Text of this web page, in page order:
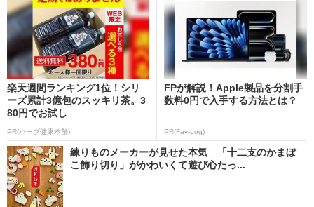
楽天週間ランキング1位！シリ
ーズ累計3億包のスッキリ茶。3
80円でお試し
PR(ハーブ健康本舗)
FPが解説！Apple製品を分割手
数料0円で入手する方法とは？
PR(Fav-Log)
練りものメーカーが見せた本気 「十二支のかまぼ
こ飾り切り」がかわいくて遊び心たっ...